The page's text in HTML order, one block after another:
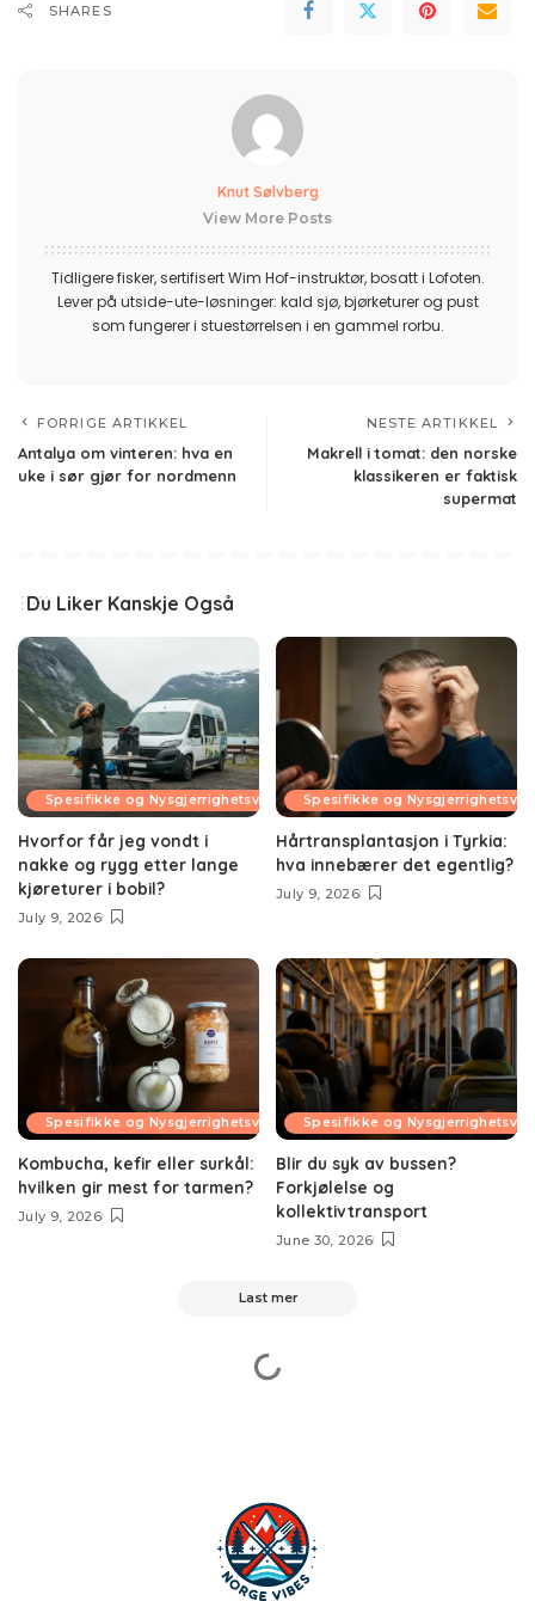
SHARES
Knut Sølvberg
View More Posts
Tidligere fisker, sertifisert Wim Hof-instruktør, bosatt i Lofoten.
Lever på utside-ute-løsninger: kald sjø, bjørketurer og pust
som fungerer i stuestørrelsen i en gammel rorbu.
FORRIGE ARTIKKEL
Antalya om vinteren: hva en
uke i sør gjør for nordmenn
NESTE ARTIKKEL
Makrell i tomat: den norske
klassikeren er faktisk
supermat
Du Liker Kanskje Også
Spesifikke og Nysgjerrighetsvekkende Temaer
Hvorfor får jeg vondt i
nakke og rygg etter lange
kjøreturer i bobil?
July 9, 2026
Spesifikke og
Hårtransplantasjon i Tyrkia:
hva innebærer det egentlig?
July 9, 2026
Spesifikke og Nysgjerrighetsvekkende Temaer
Kombucha, kefir eller surkål:
hvilken gir mest for tarmen?
July 9, 2026
Spesifikke og
Blir du syk av bussen?
Forkjølelse og
kollektivtransport
June 30, 2026
Last mer